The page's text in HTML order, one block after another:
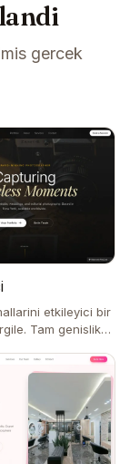
gercek
etkileyici bir
Tam genislik